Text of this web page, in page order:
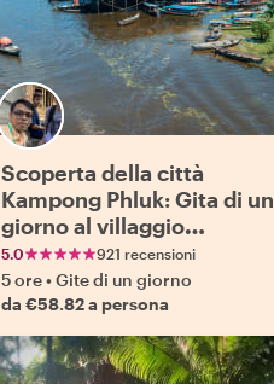
Scoperta della città
Kampong Phluk: Gita di un
giorno al villaggio
galleggiante
5.0 921 recensioni
5 ore•Gite di un giorno
da €58.82 a persona